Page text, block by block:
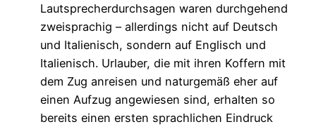
Lautsprecherdurchsagen waren durchgehend
zweisprachig – allerdings nicht auf Deutsch
und Italienisch, sondern auf Englisch und
Italienisch. Urlauber, die mit ihren Koffern mit
dem Zug anreisen und naturgemäß eher auf
einen Aufzug angewiesen sind, erhalten so
bereits einen ersten sprachlichen Eindruck